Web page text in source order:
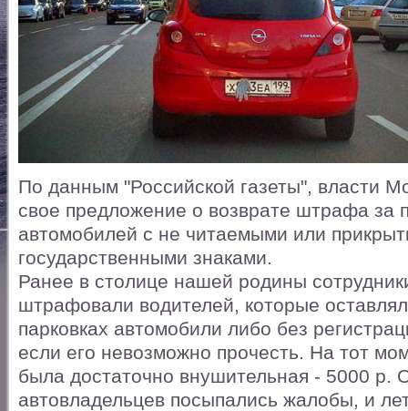
По данным "Российской газеты", власти
свое предложение о возврате штрафа за
автомобилей с не читаемыми или
государственными знаками.
Ранее в столице нашей родины
штрафовали водителей, которые
парковках автомобили либо без
если его невозможно прочесть. На тот
была достаточно внушительная - 5000 р.
автовладельцев посыпались жалобы, и